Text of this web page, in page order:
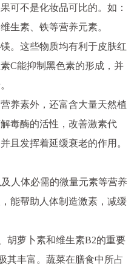
可不是化妆品可比的。如：
生素、铁等营养元素。
。这些物质均有利于皮肤红
C能抑制黑色素的形成，并
养素外，还富含大量天然植
毒酶的活性，改善激素代
且发挥着延缓衰老的作用。
人体必需的微量元素等营养
能帮助人体制造激素，减缓
胡萝卜素和维生素B2的重要
其丰富。蔬菜在膳食中所占